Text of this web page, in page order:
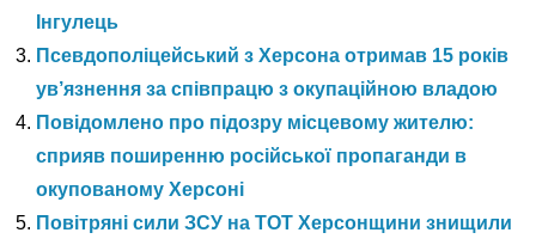
Інгулець
Псевдополіцейський з Херсона отримав 15 років
ув’язнення за співпрацю з окупаційною владою
Повідомлено про підозру місцевому жителю:
сприяв поширенню російської пропаганди в
окупованому Херсоні
Повітряні сили ЗСУ на ТОТ Херсонщини знищили